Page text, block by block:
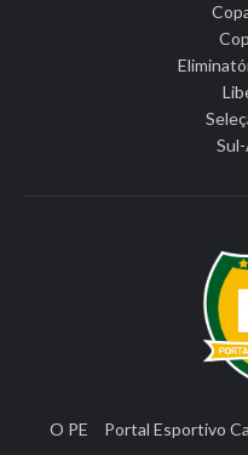
O PE Portal Esportivo